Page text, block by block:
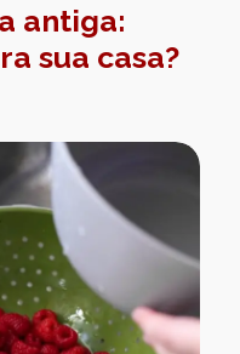
antiga:
sua casa?